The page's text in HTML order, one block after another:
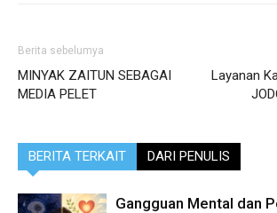
Berita sebelumya
MINYAK ZAITUN SEBAGAI
MEDIA PELET
Layanan
BERITA TERKAIT DARI PENULIS
Gangguan Mental dan